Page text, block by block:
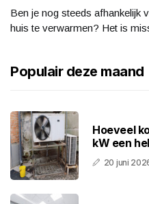
Ben je nog steeds afhankelijk
huis te verwarmen? Het is
Populair deze maand
Hoeveel
kW een
20 juni